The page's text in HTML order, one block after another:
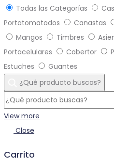
Todas las Categorías
Portatomatodos
Canastas
Mangos
Timbres
Portacelulares
Cobertor
Estuches
Guantes
¿Qué producto buscas?
View more
Close
Carrito